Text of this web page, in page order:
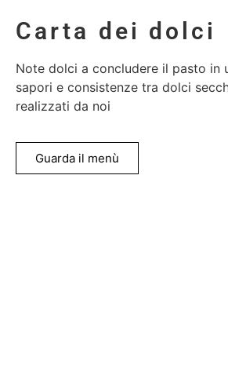
Carta dei dolci
Note dolci a concludere il pasto in
sapori e consistenze tra dolci
realizzati da noi
Guarda il menù